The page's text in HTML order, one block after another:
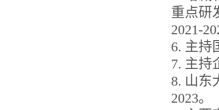
重点研
2021-
6. 主持
7. 主持
8. 山东
2023。